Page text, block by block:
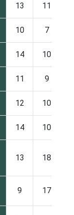
13 11
10 7
14 10
11 9
12 10
14 10
13 18
9 17